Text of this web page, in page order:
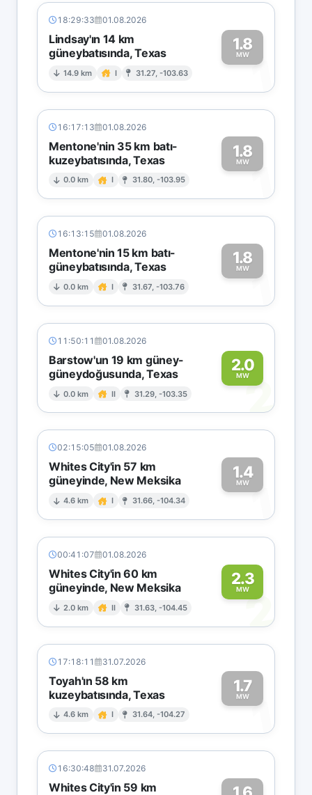
18:29:33 01.08.2026
Lindsay'ın 14 km
güneybatısında, Texas
14.9 km I 31.27, -103.63
1.8
MW1
16:17:13 01.08.2026
Mentone'nin 35 km batı-
kuzeybatısında, Texas
0.0 km I 31.80, -103.95
1.8
MW1
16:13:15 01.08.2026
Mentone'nin 15 km batı-
güneybatısında, Texas
0.0 km I 31.67, -103.76
1.8
MW1
11:50:11 01.08.2026
Barstow'un 19 km güney-
güneydoğusunda, Texas
0.0 km II 31.29, -103.35
2.0
MW2
02:15:05 01.08.2026
Whites City'in 57 km
güneyinde, New Meksika
4.6 km I 31.66, -104.34
1.4
MW1
00:41:07 01.08.2026
Whites City'in 60 km
güneyinde, New Meksika
2.0 km II 31.63, -104.45
2.3
MW2
17:18:11 31.07.2026
Toyah'ın 58 km
kuzeybatısında, Texas
4.6 km I 31.64, -104.27
1.7
MW1
16:30:48 31.07.2026
Whites City'in 59 km